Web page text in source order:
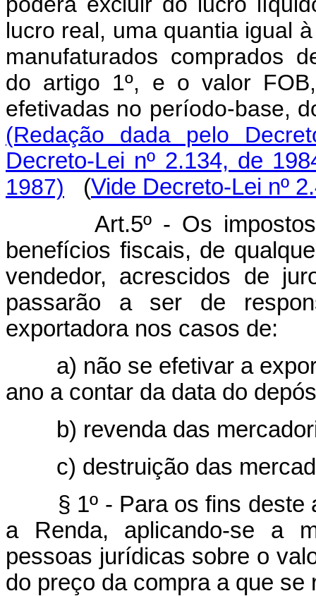
lucro real, uma quantia igual
manufaturados comprados
do artigo 1º, e o valor
efetivadas no período-base,
(Redação dada pelo
Decreto-Lei nº 2.134, de
1987) (Vide Decreto-Lei nº
Art.5º - Os
benefícios fiscais, de
vendedor, acrescidos de
passarão a ser de
exportadora nos casos de:
a) não se efetivar a
ano a contar da data do
b) revenda das
c) destruição das
§ 1º - Para os fins deste
a Renda, aplicando-se a
pessoas jurídicas sobre o
do preço da compra a que se